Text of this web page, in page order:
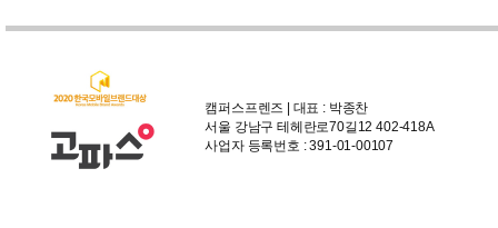
캠퍼스프렌즈 | 대표 : 박종찬
서울 강남구 테헤란로70길12 402-418A
사업자 등록번호 : 391-01-00107